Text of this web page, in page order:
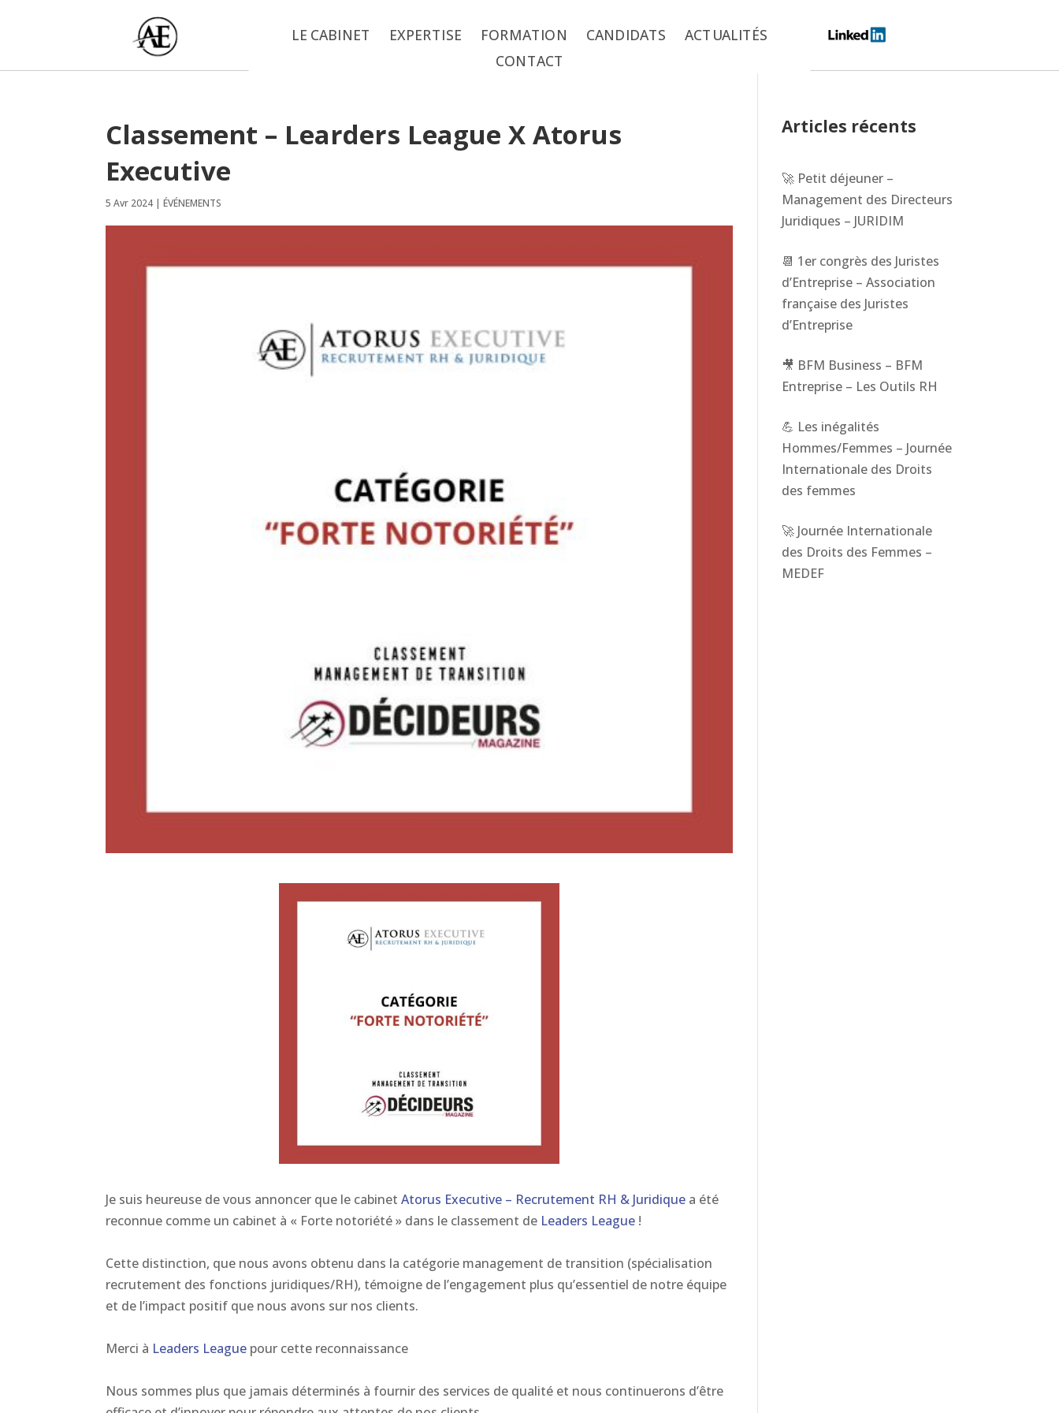
LE CABINET EXPERTISE FORMATION CANDIDATS ACTUALITÉS
CONTACT
Classement – Learders League X Atorus
Executive
5 Avr 2024 |ÉVÉNEMENTS
Je suis heureuse de vous annoncer que le cabinetAtorus Executive – Recrutement RH & Juridique a été
reconnue comme un cabinet à « Forte notoriété » dans le classement de Leaders League !
Cette distinction, que nous avons obtenu dans la catégorie management de transition (spécialisation
recrutement des fonctions juridiques/RH), témoigne de l’engagement plus qu’essentiel de notre équipe
et de l’impact positif que nous avons sur nos clients.
Merci à Leaders League pour cette reconnaissance
Nous sommes plus que jamais déterminés à fournir des services de qualité et nous continuerons d’être
Articles récents
🚀 Petit déjeuner –
Management des Directeurs
Juridiques – JURIDIM
📆 1er congrès des Juristes
d’Entreprise – Association
française des Juristes
d’Entreprise
🎥 BFM Business – BFM
Entreprise – Les Outils RH
💪 Les inégalités
Hommes/Femmes – Journée
Internationale des Droits
des femmes
🚀 Journée Internationale
des Droits des Femmes –
MEDEF